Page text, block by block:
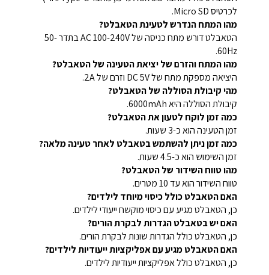
לכרטיס Micro SD.
מהו המתח הנדרש לטעינת הטאבלט?
הטאבלט דורש מתח כניסה של AC 100-240V בתדר 50-
60Hz.
מהו המתח והזרם של יציאת הטעינה של הטאבלט?
היציאה מספקת מתח של DC 5V וזרם של 2A.
מהי קיבולת הסוללה של הטאבלט?
קיבולת הסוללה היא 6000mAh.
כמה זמן לוקח לטעון את הטאבלט?
זמן הטעינה הוא כ-3 שעות.
כמה זמן ניתן להשתמש בטאבלט לאחר טעינה מלאה?
זמן השימוש הוא כ-4.5 שעות.
מהו טווח השידור של הטאבלט?
טווח השידור הוא עד 10 מטרים.
האם הטאבלט כולל כיסוי מיוחד לילדים?
כן, הטאבלט מגיע עם כיסוי מוקשח ייעודי לילדים.
האם יש בטאבלט הגדרות לבקרת הורים?
כן, הטאבלט כולל הגדרות שונות לבקרת הורים.
האם הטאבלט מגיע עם אפליקציות ייעודיות לילדים?
כן, הטאבלט כולל אפליקציות ייעודיות לילדים.